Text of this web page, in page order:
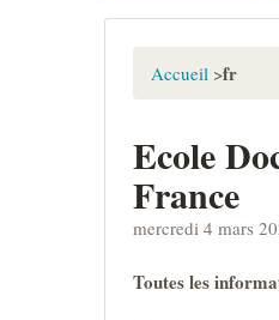
Accueil>fr
Ecole
France
mercredi 4 mars
Toutes les